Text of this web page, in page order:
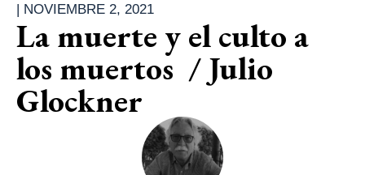
| NOVIEMBRE 2, 2021
La muerte y el culto a
los muertos / Julio
Glockner